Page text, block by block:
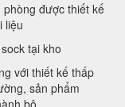
phòng được thiết kế
liệu
tại kho
với thiết kế thấp
sản phẩm
bộ